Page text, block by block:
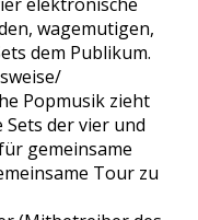
wagemutigen,
dem Publikum.
Popmusik zieht
Sets der vier und
gemeinsame
Tour zu